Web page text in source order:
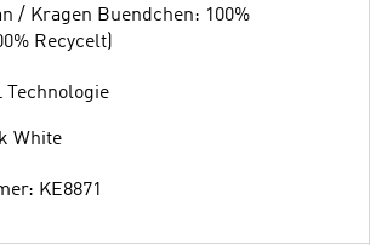
/ Kragen Buendchen: 100%
Recycelt)
Technologie
White
KE8871